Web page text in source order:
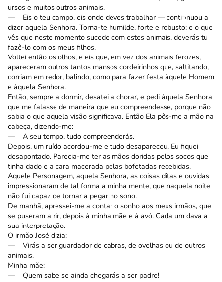
ursos e muitos outros animais.
— Eis o teu campo, eis onde deves trabalhar — conti¬nuou a
dizer aquela Senhora. Torna-te humilde, forte e robusto; e o que
vês que neste momento sucede com estes animais, deverás tu
fazê-lo com os meus filhos.
Voltei então os olhos, e eis que, em vez dos animais ferozes,
apareceram outros tantos mansos cordeirinhos que, saltitando,
corriam em redor, balindo, como para fazer festa àquele Homem
e àquela Senhora.
Então, sempre a dormir, desatei a chorar, e pedi àquela Senhora
que me falasse de maneira que eu compreendesse, porque não
sabia o que aquela visão significava. Então Ela pôs-me a mão na
cabeça, dizendo-me:
— A seu tempo, tudo compreenderás.
Depois, um ruído acordou-me e tudo desapareceu. Eu fiquei
desapontado. Parecia-me ter as mãos doridas pelos socos que
tinha dado e a cara macerada pelas bofetadas recebidas.
Aquele Personagem, aquela Senhora, as coisas ditas e ouvidas
impressionaram de tal forma a minha mente, que naquela noite
não fui capaz de tornar a pegar no sono.
De manhã, apressei-me a contar o sonho aos meus irmãos, que
se puseram a rir, depois à minha mãe e à avó. Cada um dava a
sua interpretação.
O irmão José dizia:
— Virás a ser guardador de cabras, de ovelhas ou de outros
animais.
Minha mãe:
— Quem sabe se ainda chegarás a ser padre!